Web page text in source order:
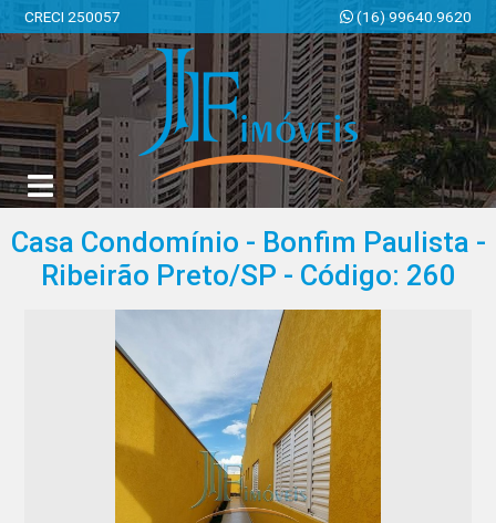
CRECI 250057 (16) 99640.9620
JF Imóveis | Imobiliária em Ribeirão Preto | SP
Casa Condomínio - Bonfim Paulista -
Ribeirão Preto/SP - Código: 260